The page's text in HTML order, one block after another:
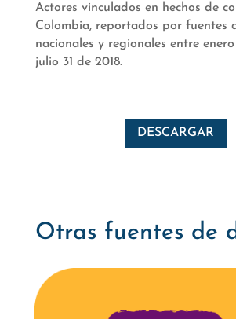
Actores vinculados en hechos de
Colombia, reportados por fuentes
nacionales y regionales entre enero
julio 31 de 2018.
DESCARGAR
Otras fuentes de